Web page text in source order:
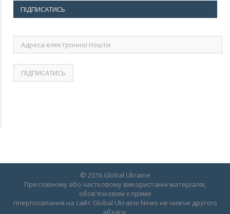
ПІДПИСАТИСЬ
Адреса
електронної
© 2016 Global Ukraine
При повному або частковому використанні матеріалів,
обов'язковим є пряме
гіперпосилання на сайт Global Ukraine News не нижче другого
абзацу.